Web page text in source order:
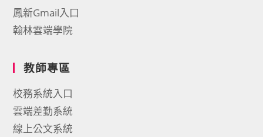
鳳新Gmail入口
翰林雲端學院
教師專區
校務系統入口
雲端差勤系統
線上公文系統